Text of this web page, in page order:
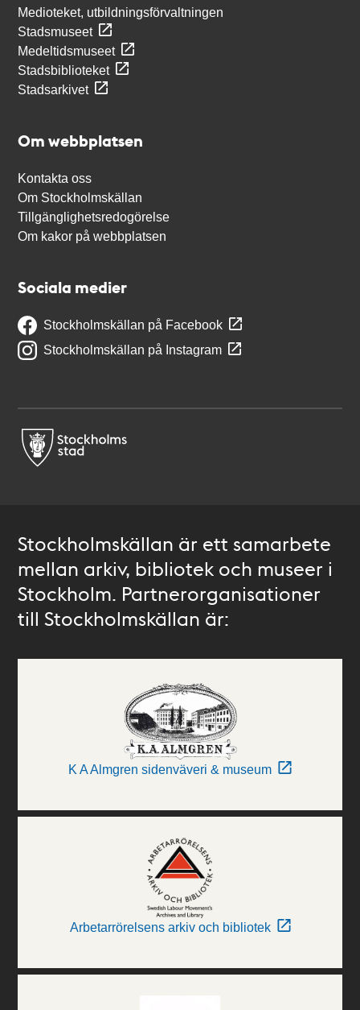
Medioteket, utbildningsförvaltningen
Stadsmuseet
Medeltidsmuseet
Stadsbiblioteket
Stadsarkivet
Om webbplatsen
Kontakta oss
Om Stockholmskällan
Tillgänglighetsredogörelse
Om kakor på webbplatsen
Sociala medier
Stockholmskällan på Facebook
Stockholmskällan på Instagram
Stockholmskällan är ett samarbete
mellan arkiv, bibliotek och museer i
Stockholm. Partnerorganisationer
till Stockholmskällan är:
K A Almgren sidenväveri & museum
Arbetarrörelsens arkiv och bibliotek